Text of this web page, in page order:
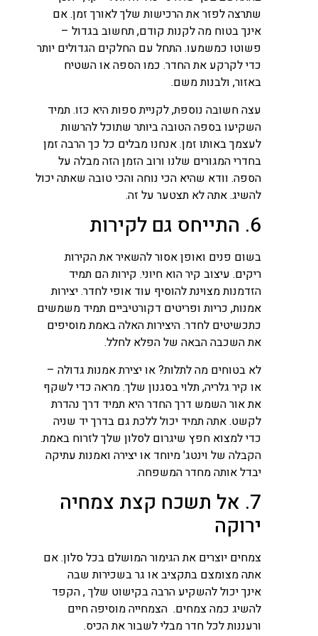
שתרצה לפזר את הרכישות שלך לאורך זמן. אם
אינך בטוח מה לקנות קודם, תחשוב בגדול –
פשוטו כמשמעו. התחל עם החלקים הגדולים יותר
כדי לקרקע את החדר. כמו הספה או השטיח
באזור, ולבנות משם.
עצה חשובה נוספת, לקניית ספות היא כזו. תמיד
השקיעו בספה הטובה ביותר שתוכל להרשות
לעצמך באותו זמן. אנחנו מבלים כל כך הרבה זמן
בחדרי המגורים שלנו ורוב הזמן הזה מבלה על
הספה. וודא שהיא הכי נוחה והכי טובה שאתה יכול
להשיג. אתה לא תצטער על זה.
6. התייחס גם לקירות
בשום פנים ואופן אסור להשאיר את הקירות
ריקים. עיצוב קיר הוא חיוני. קירות הם תמיד
הזדמנות מצוינת להוסיף עוד אופי לחדר. יצירות
אמנות, כריות ופריטים דקורטיביים תמיד משמשים
כתכשיטים לחדר. היצירות האלה באמת מוסיפים
את השכבה הבאה של הפלא לחלל.
לא בטוחים מה לתלות? או יצירת אמנות גדולה –
או קיר גלריה, תלוי בסגנון שלך. מראה כדי לשקף
את אור השמש דרך החדר היא תמיד דרך נהדרת
לקשט. אתה תמיד יכול ללכת גם בדרך יד שניה
כדי למצוא חפץ שיגרום לסלון שלך לזרוח באמת.
הקבלה של וינטג' מיוחד או יצירה ואמנות עתיקה
יבדל אותה מחדר המשפחה.
7. אל תשכח קצת צמחיה
ירוקה
צמחים יוצרים את הגימור המושלם בכל סלון. אם
אתה מצומצם בתקציב או גר בשכירות שבה
אינך יכול להשקיע הרבה בקישוט שלך , הקפד
להשיג כמה צמחים. הצמחייה מוסיפה חיים
ורעננות לכל חדר מבלי לשבור את הכיס.